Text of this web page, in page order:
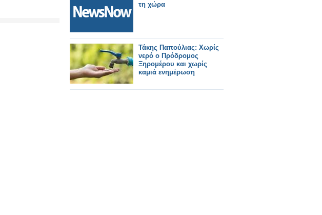
τη χώρα
Τάκης Παπούλιας: Χωρίς
νερό ο Πρόδρομος
Ξηρομέρου και χωρίς
καμιά ενημέρωση